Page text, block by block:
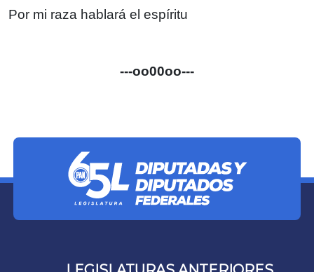
Por mi raza hablará el espíritu
---oo00oo---